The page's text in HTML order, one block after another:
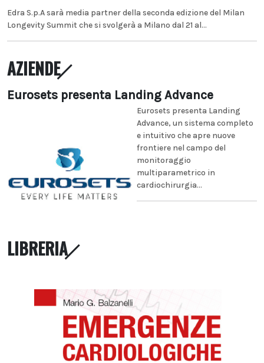
Edra S.p.A sarà media partner della seconda edizione del Milan
Longevity Summit che si svolgerà a Milano dal 21 al...
AZIENDE
Eurosets presenta Landing Advance
Eurosets presenta Landing
Advance, un sistema completo
e intuitivo che apre nuove
frontiere nel campo del
monitoraggio
multiparametrico in
cardiochirurgia...
LIBRERIA